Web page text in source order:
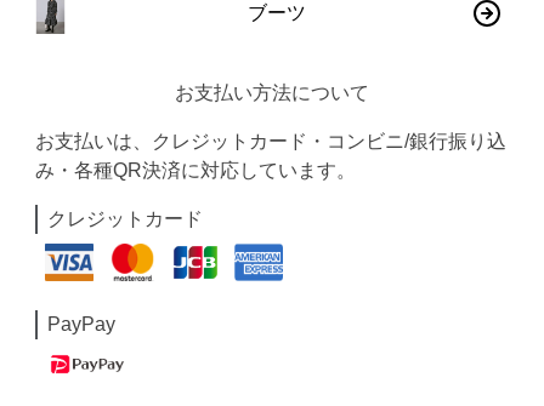
ブーツ
お支払い方法について
お支払いは、クレジットカード・コンビニ/銀行振り込
み・各種QR決済に対応しています。
クレジットカード
PayPay